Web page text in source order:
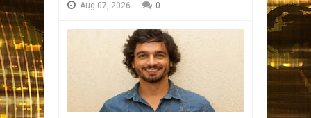
Aug 07, 2026 - 0